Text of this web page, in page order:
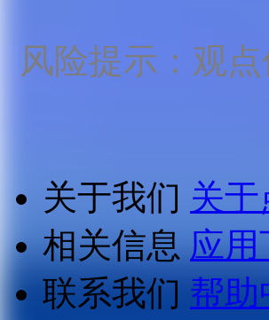
风险提示：观
关于我们 关于
相关信息 应用
联系我们 帮助